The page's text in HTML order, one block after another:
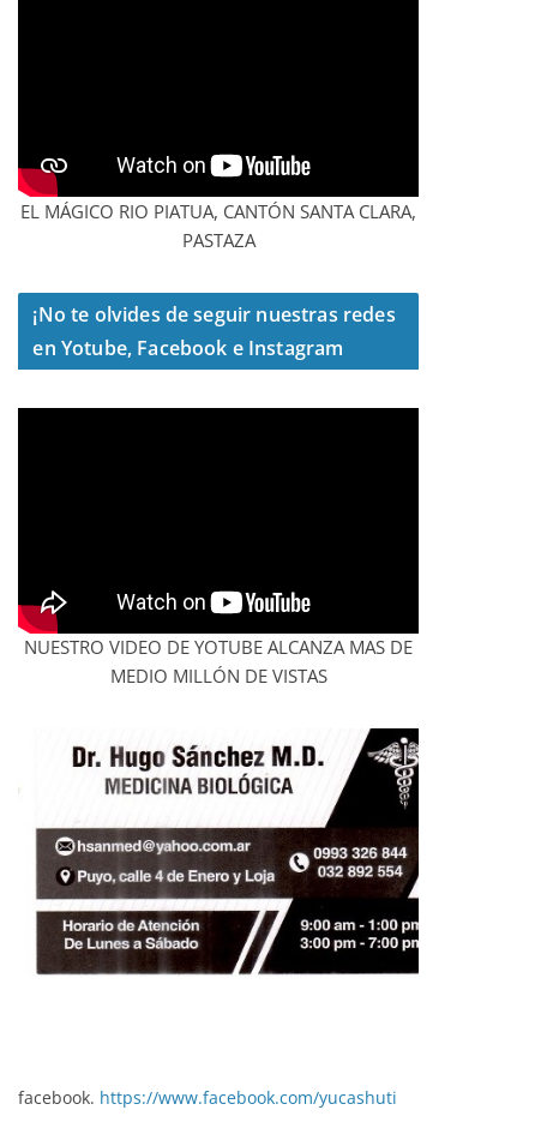
EL MÁGICO RIO PIATUA, CANTÓN SANTA CLARA,
PASTAZA
¡No te olvides de seguir nuestras redes
en Yotube, Facebook e Instagram
NUESTRO VIDEO DE YOTUBE ALCANZA MAS DE
MEDIO MILLÓN DE VISTAS
facebook. https://www.facebook.com/yucashuti